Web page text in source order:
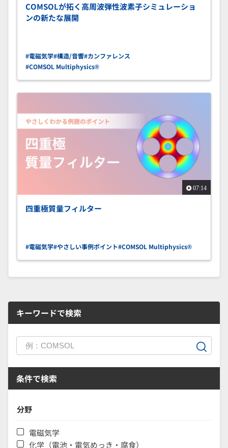
COMSOLが拓く高周波弾性波素子シミュレーショ
ンの新たな展開
#電磁気学#構造/音響#カンファレンス
#COMSOL Multiphysics®
07:14
四重極質量フィルター
#電磁気学#やさしい事例ポイント#COMSOL Multiphysics®
キーワードで検索
条件で検索
分野
電磁気学
化学（電池・電気めっき・腐食）